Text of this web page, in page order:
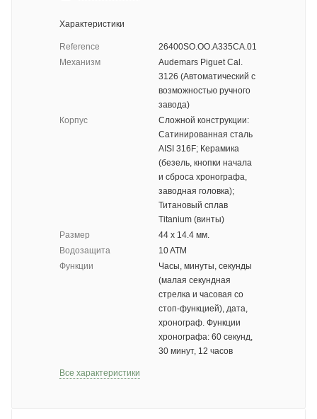
Характеристики
Reference
26400SO.OO.A335CA.01
Механизм
Audemars Piguet Cal.
3126 (Автоматический с
возможностью ручного
завода)
Корпус
Сложной конструкции:
Сатинированная сталь
AISI 316F; Керамика
(безель, кнопки начала
и сброса хронографа,
заводная головка);
Титановый сплав
Titanium (винты)
Размер
44 х 14.4 мм.
Водозащита
10 ATM
Функции
Часы, минуты, секунды
(малая секундная
стрелка и часовая со
стоп-функцией), дата,
хронограф. Функции
хронографа: 60 секунд,
30 минут, 12 часов
Все характеристики